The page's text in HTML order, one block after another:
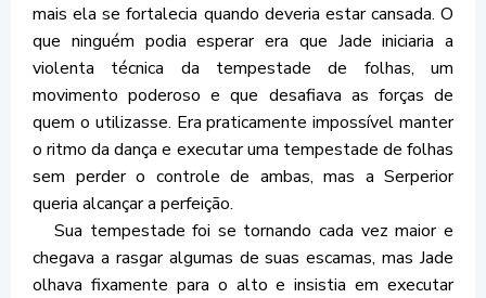
mais ela se fortalecia quando deveria estar cansada. O
que ninguém podia esperar era que Jade iniciaria a
violenta técnica da tempestade de folhas, um
movimento poderoso e que desafiava as forças de
quem o utilizasse. Era praticamente impossível manter
o ritmo da dança e executar uma tempestade de folhas
sem perder o controle de ambas, mas a Serperior
queria alcançar a perfeição.
Sua tempestade foi se tornando cada vez maior e
chegava a rasgar algumas de suas escamas, mas Jade
olhava fixamente para o alto e insistia em executar